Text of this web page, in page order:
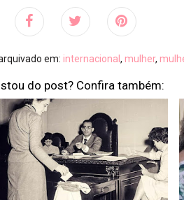
em:internacional,mulher,
do post? Confira também: